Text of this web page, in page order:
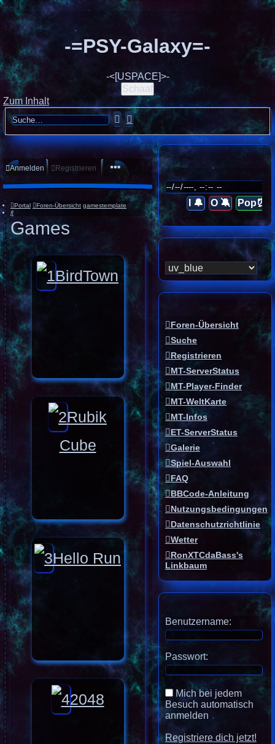
-=PSY-Galaxy=-
-<[USPACE]>-
Schaaf
Zum Inhalt
SucheErweiterte
Suche
Anmelden Registrieren
Portal Foren-Übersicht gamestemplate
Suche
Games
BirdTown
Rubik
Cube
Hello Run
2048
I 🔔 O 🔕 Pop⏰
Foren-Übersicht
Suche
Registrieren
MT-ServerStatus
MT-Player-Finder
MT-WeltKarte
MT-Infos
ET-ServerStatus
Galerie
Spiel-Auswahl
FAQ
BBCode-Anleitung
Nutzungsbedingungen
Datenschutzrichtlinie
Wetter
RonXTCdaBass's
Linkbaum
Benutzername:
Passwort:
Mich bei jedem
Besuch automatisch
anmelden
Registriere dich jetzt!